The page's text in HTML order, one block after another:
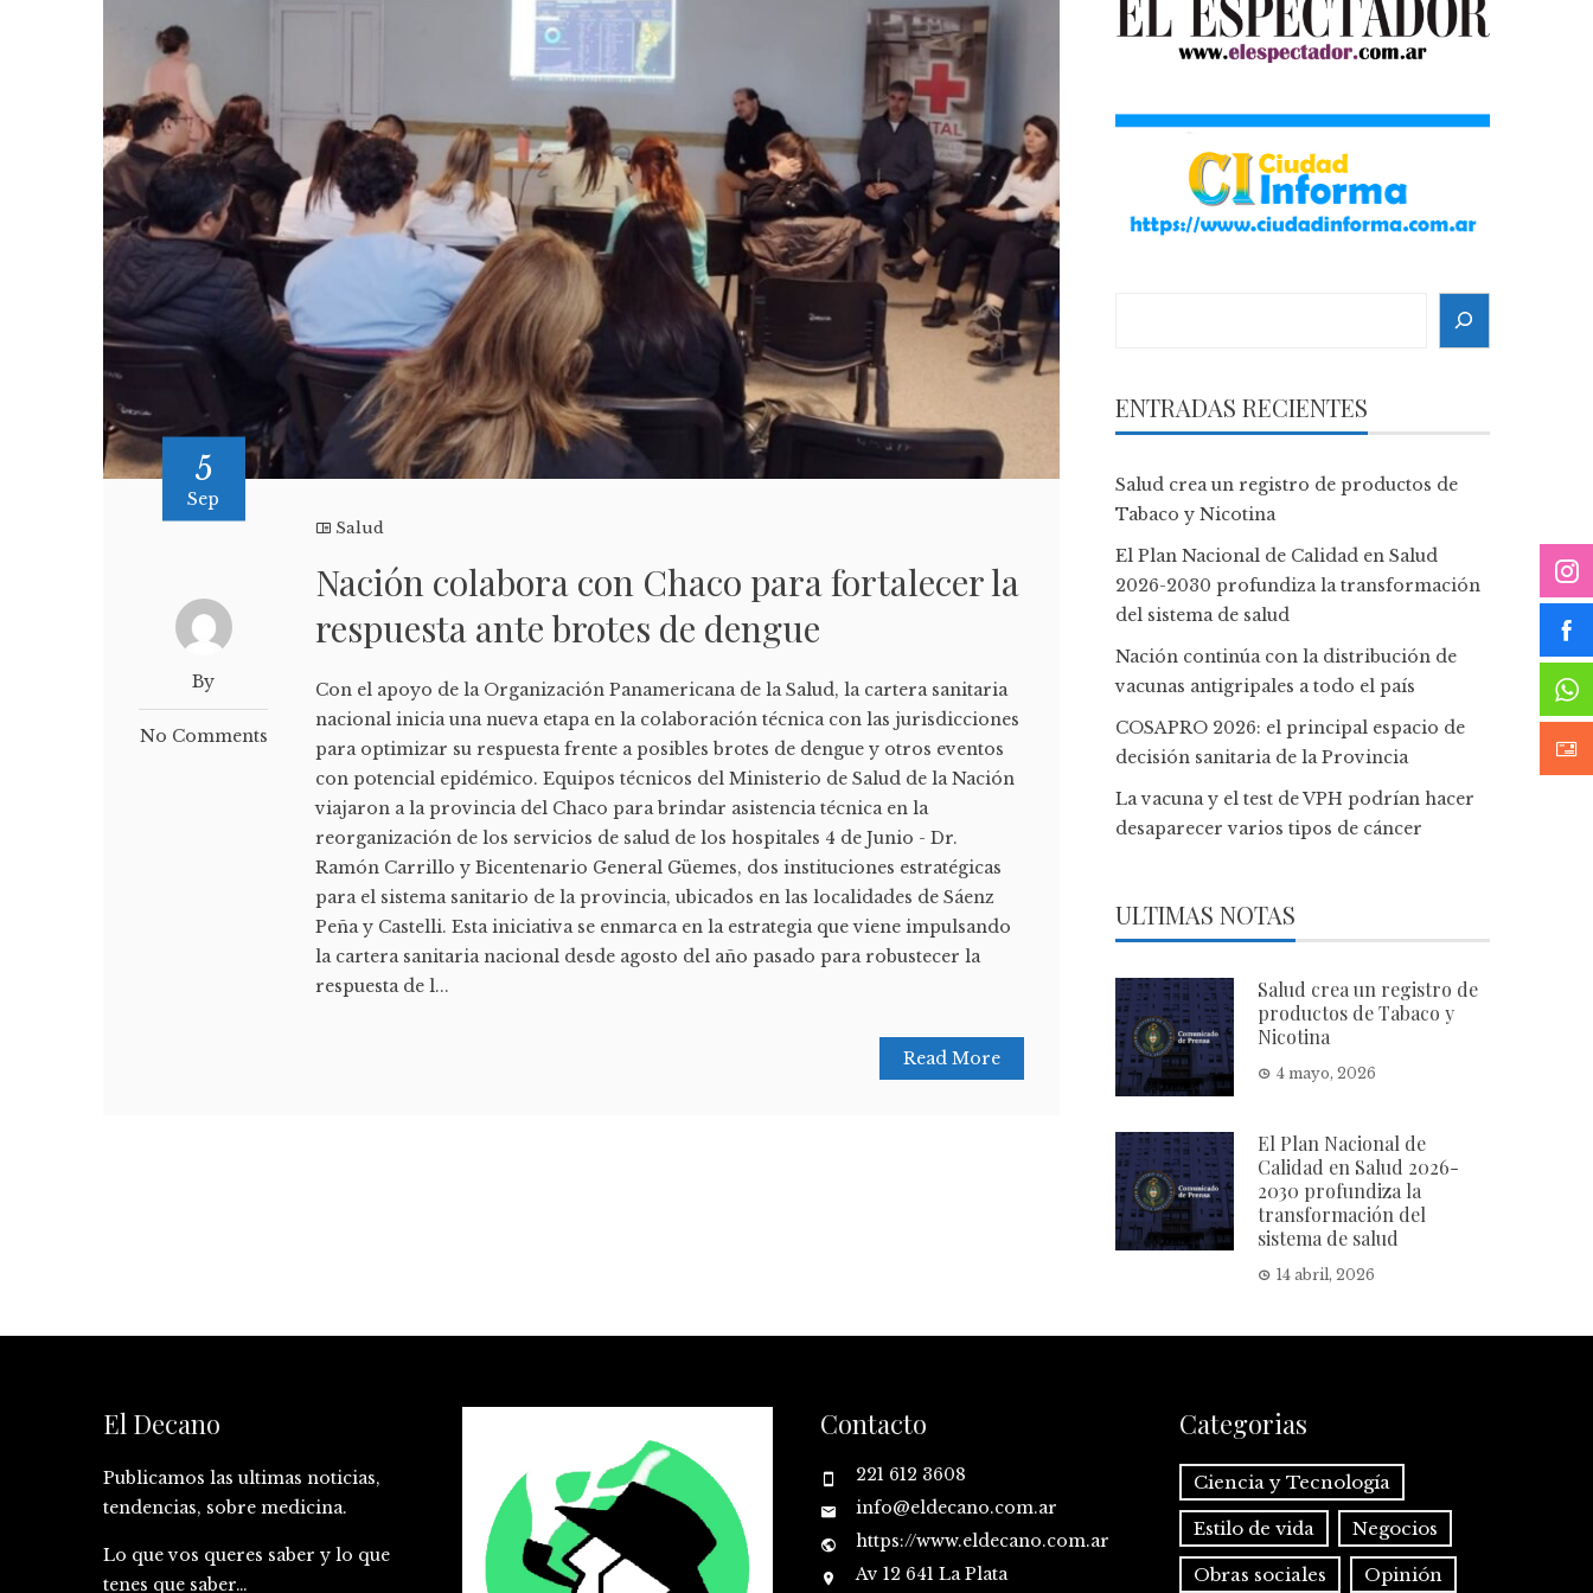
5
Sep
By
No Comments
Salud
Nación colabora con Chaco para fortalecer la
respuesta ante brotes de dengue
Con el apoyo de la Organización Panamericana de la Salud, la cartera sanitaria
nacional inicia una nueva etapa en la colaboración técnica con las jurisdicciones
para optimizar su respuesta frente a posibles brotes de dengue y otros eventos
con potencial epidémico. Equipos técnicos del Ministerio de Salud de la Nación
viajaron a la provincia del Chaco para brindar asistencia técnica en la
reorganización de los servicios de salud de los hospitales 4 de Junio - Dr.
Ramón Carrillo y Bicentenario General Güemes, dos instituciones estratégicas
para el sistema sanitario de la provincia, ubicados en las localidades de Sáenz
Peña y Castelli. Esta iniciativa se enmarca en la estrategia que viene impulsando
la cartera sanitaria nacional desde agosto del año pasado para robustecer la
respuesta de l...
Read More
ENTRADAS RECIENTES
Salud crea un registro de productos de
Tabaco y Nicotina
El Plan Nacional de Calidad en Salud
2026-2030 profundiza la transformación
del sistema de salud
Nación continúa con la distribución de
vacunas antigripales a todo el país
COSAPRO 2026: el principal espacio de
decisión sanitaria de la Provincia
La vacuna y el test de VPH podrían hacer
desaparecer varios tipos de cáncer
ULTIMAS NOTAS
Salud crea un registro de
productos de Tabaco y
Nicotina
4 mayo, 2026
El Plan Nacional de
Calidad en Salud 2026-
2030 profundiza la
transformación del
sistema de salud
14 abril, 2026
El Decano
Publicamos las ultimas noticias,
tendencias, sobre medicina.
Lo que vos queres saber y lo que
tenes que saber…
Contacto
221 612 3608
info@eldecano.com.ar
https://www.eldecano.com.ar
Av 12 641 La Plata
Categorias
Ciencia y Tecnología
Estilo de vida Negocios
Obras sociales Opinión